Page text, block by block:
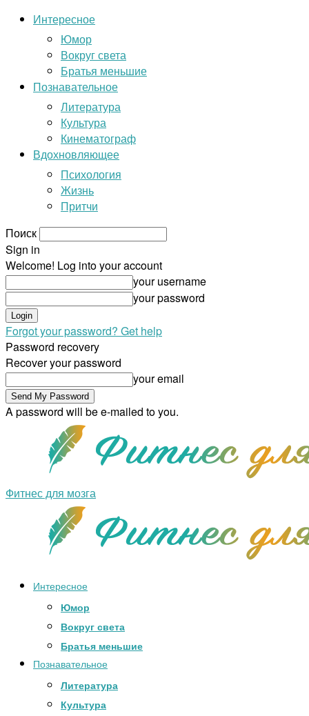
Интересное
Юмор
Вокруг света
Братья меньшие
Познавательное
Литература
Культура
Кинематограф
Вдохновляющее
Психология
Жизнь
Притчи
Поиск
Sign in
Welcome! Log into your account
your username
your password
Forgot your password? Get help
Password recovery
Recover your password
your email
A password will be e-mailed to you.
Фитнес для мозга
Интересное
Юмор
Вокруг света
Братья меньшие
Познавательное
Литература
Культура